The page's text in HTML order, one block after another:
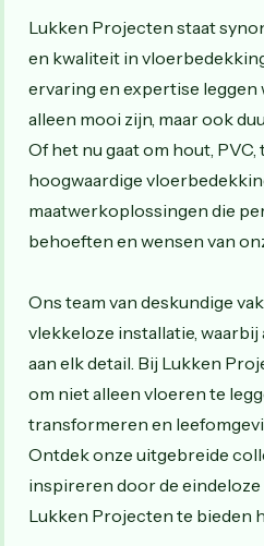
Lukken Projecten staat
en kwaliteit in
ervaring en expertise leggen
alleen mooi zijn, maar ook
Of het nu gaat om hout,
hoogwaardige
maatwerkoplossingen die
behoeften en wensen van
Ons team van deskundige
vlekkeloze installatie,
aan elk detail. Bij Lukken
om niet alleen vloeren te
transformeren en
Ontdek onze uitgebreide
inspireren door de
Lukken Projecten te bieden